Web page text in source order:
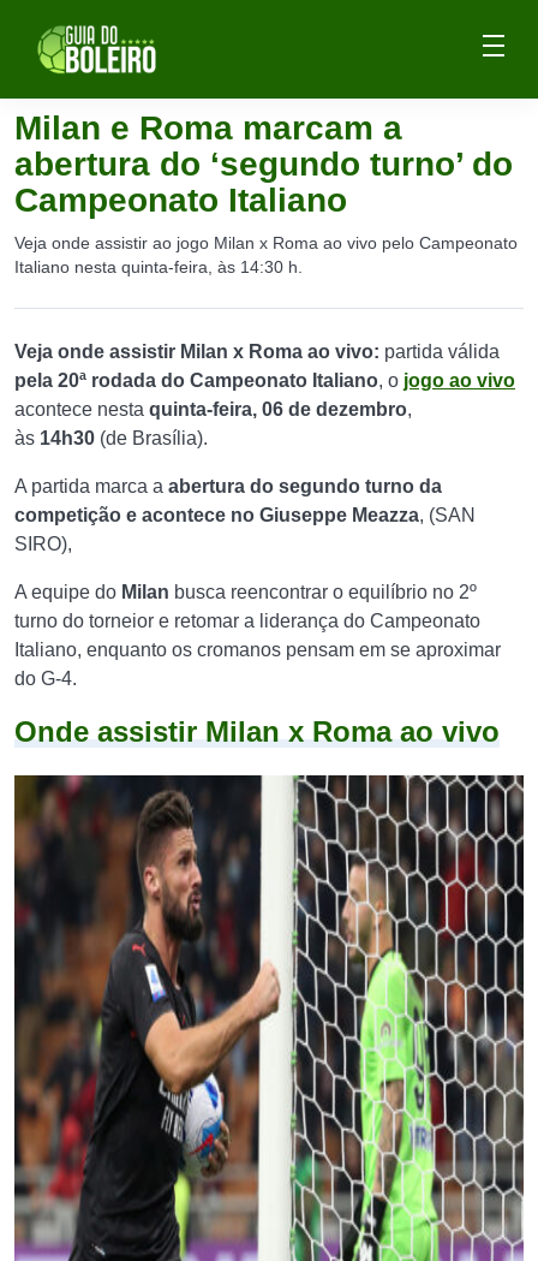
Milan e Roma marcam a
abertura do ‘segundo turno’ do
Campeonato Italiano
Veja onde assistir ao jogo Milan x Roma ao vivo pelo Campeonato
Italiano nesta quinta-feira, às 14:30 h.
Veja onde assistir Milan x Roma ao vivo: partida válida
pela 20ª rodada do Campeonato Italiano, o jogo ao vivo
acontece nesta quinta-feira, 06 de dezembro,
às 14h30 (de Brasília).
A partida marca a abertura do segundo turno da
competição e acontece no Giuseppe Meazza, (SAN
SIRO),
A equipe do Milan busca reencontrar o equilíbrio no 2º
turno do torneior e retomar a liderança do Campeonato
Italiano, enquanto os cromanos pensam em se aproximar
do G-4.
Onde assistir Milan x Roma ao vivo